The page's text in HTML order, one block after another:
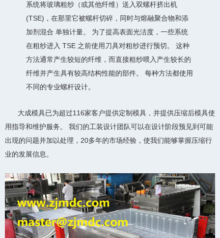
系统将玻璃粗纱（或其他纤维）送入双螺杆挤出机
(TSE)，在那里它被螺杆切碎，同时与熔融聚合物和添
加剂混合 单独计量。 为了提高表面光洁度，一些系统
在粗纱进入 TSE 之前使用刀具对粗纱进行预切。 这种
方法通常产生较短的纤维，而直接粗纱喂入产生较长的
纤维并产生具有较高结构性能的部件。 每种方法都使用
不同的专业螺杆设计。
大成模具已为超过116家客户提供定制模具，并提供压缩后模具使
用指导和维护服务。 我们的工装设计团队可以在设计阶段预见到可能
出现的问题并加以处理，20多年的市场经验，使我们能够掌握压缩行
业的发展信息。